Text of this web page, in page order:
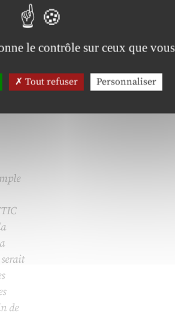
à
de
réservé aux propriétaires
sur l’usage de l’espace.
le contrôle sur ceux que
Tout refuser Personnaliser